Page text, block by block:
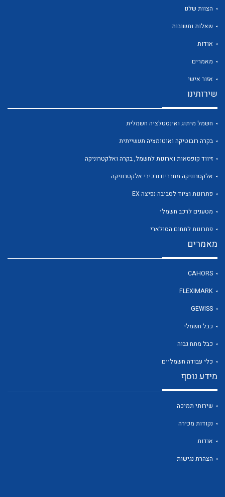
לכל מוצרי היצרן
לכל מוצרי היצרן לכל מוצרי היצרן
הצוות שלנו
שאלות ותשובות
אודות
מאמרים
אזור אישי
שירותינו
חשמל מיתוג ואינסטלציה חשמלית
בקרה רובוטיקה ואוטומציה תעשייתית
זיווד קופסאות וארונות לחשמל, בקרה ואלקטרוניקה
אלקטרוניקה מחברים ורכיבי אלקטרוניקה
פתרונות וציוד לסביבה נפיצה EX
מטענים לרכב חשמלי
פתרונות לתחום הסולארי
מאמרים
CAHORS
FLEXIMARK
GEWISS
כבל חשמלי
כבל מתח גבוה
כלי עבודה חשמליים
מידע נוסף
שירותי תמיכה
נקודות מכירה
אודות
הצהרת נגישות